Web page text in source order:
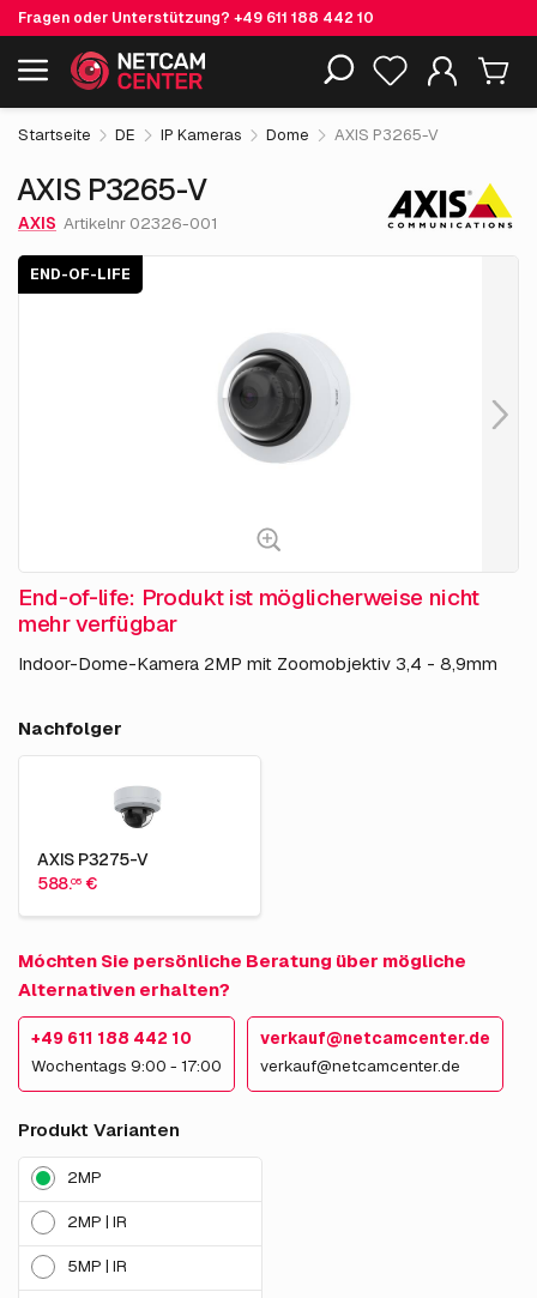
Fragen oder Unterstützung? +49 611 188 442 10
Einschließlich EOL-Produkte
AXIS P3265-V 559.55 €
exkl. MwSt.
Startseite DE IP Kameras Dome AXIS P3265-V
AXIS P3265-V
AXIS Artikelnr 02326-001
END-OF-LIFE
End-of-life: Produkt ist möglicherweise nicht
mehr verfügbar
Indoor-Dome-Kamera 2MP mit Zoomobjektiv 3,4 - 8,9mm
Nachfolger
AXIS P3275-V
588.05 €
Móchten Sie persönliche Beratung über mögliche
Alternativen erhalten?
+49 611 188 442 10
Wochentags 9:00 - 17:00
verkauf@netcamcenter.de
verkauf@netcamcenter.de
Produkt Varianten
2MP
2MP | IR
5MP | IR